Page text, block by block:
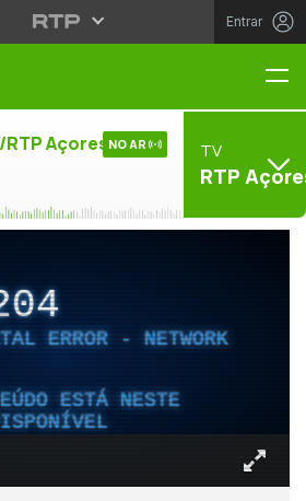
Entrar
Açores NO AR TV
RTP
ERROR - NETWORK
ESTÁ NESTE